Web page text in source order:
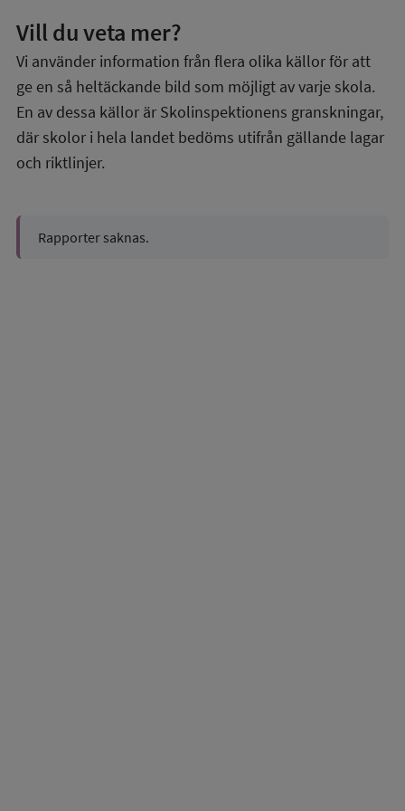
Vill du veta mer?
Vi använder information från flera olika källor för att
ge en så heltäckande bild som möjligt av varje skola.
En av dessa källor är Skolinspektionens granskningar,
där skolor i hela landet bedöms utifrån gällande lagar
och riktlinjer.
Rapporter saknas.